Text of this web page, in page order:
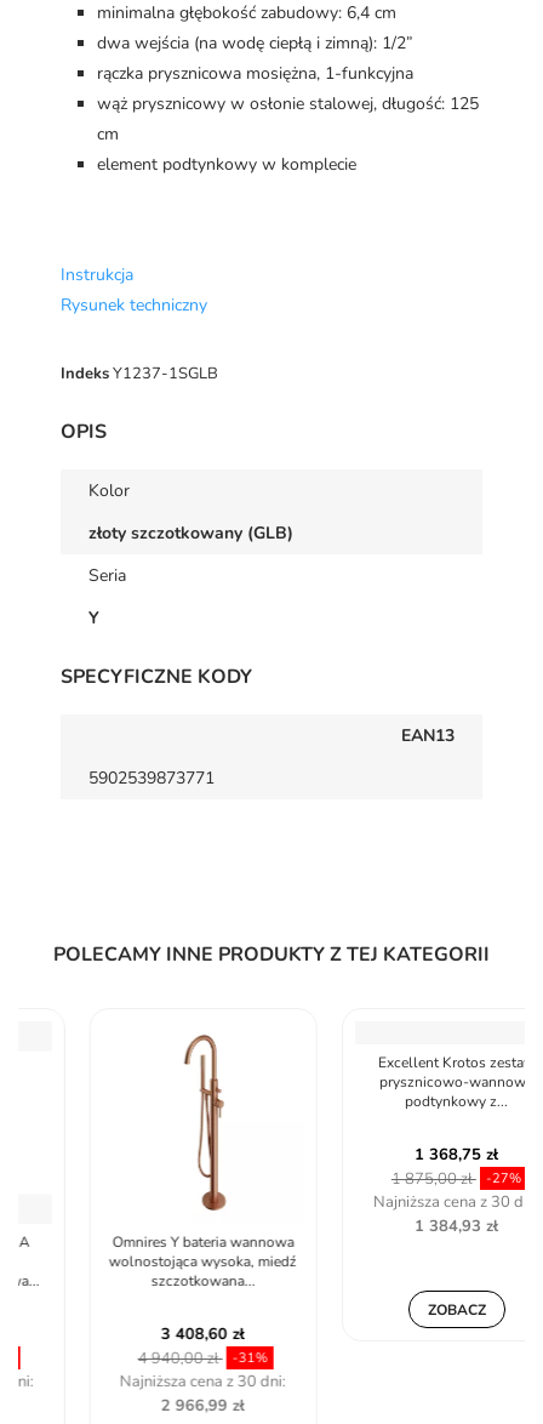
minimalna głębokość zabudowy: 6,4 cm
dwa wejścia (na wodę ciepłą i zimną): 1/2”
rączka prysznicowa mosiężna, 1-funkcyjna
wąż prysznicowy w osłonie stalowej, długość: 125
cm
element podtynkowy w komplecie
Instrukcja
Rysunek techniczny
IndeksY1237-1SGLB
OPIS
Kolor
złoty szczotkowany (GLB)
Seria
Y
SPECYFICZNE KODY
EAN13
5902539873771
POLECAMY INNE PRODUKTY Z TEJ KATEGORII
Omnires Y bateria wannowa
wolnostojąca wysoka, miedź
szczotkowana...
3 408,60 zł
4 940,00 zł -31%
Najniższa cena z 30 dni:
2 966,99 zł
1 368,75 zł